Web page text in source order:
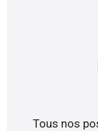
Tous nos